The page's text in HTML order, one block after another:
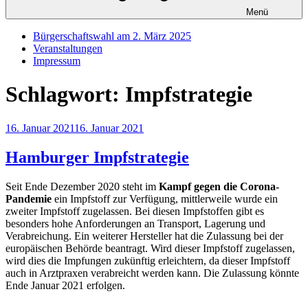
Menü
Bürgerschaftswahl am 2. März 2025
Veranstaltungen
Impressum
Schlagwort: Impfstrategie
Veröffentlicht
16. Januar 202116. Januar 2021
Hamburger Impfstrategie
Seit Ende Dezember 2020 steht im Kampf gegen die Corona-
Pandemie ein Impfstoff zur Verfügung, mittlerweile wurde ein
zweiter Impfstoff zugelassen. Bei diesen Impfstoffen gibt es
besonders hohe Anforderungen an Transport, Lagerung und
Verabreichung. Ein weiterer Hersteller hat die Zulassung bei der
europäischen Behörde beantragt. Wird dieser Impfstoff zugelassen,
wird dies die Impfungen zukünftig erleichtern, da dieser Impfstoff
auch in Arztpraxen verabreicht werden kann. Die Zulassung könnte
Ende Januar 2021 erfolgen.